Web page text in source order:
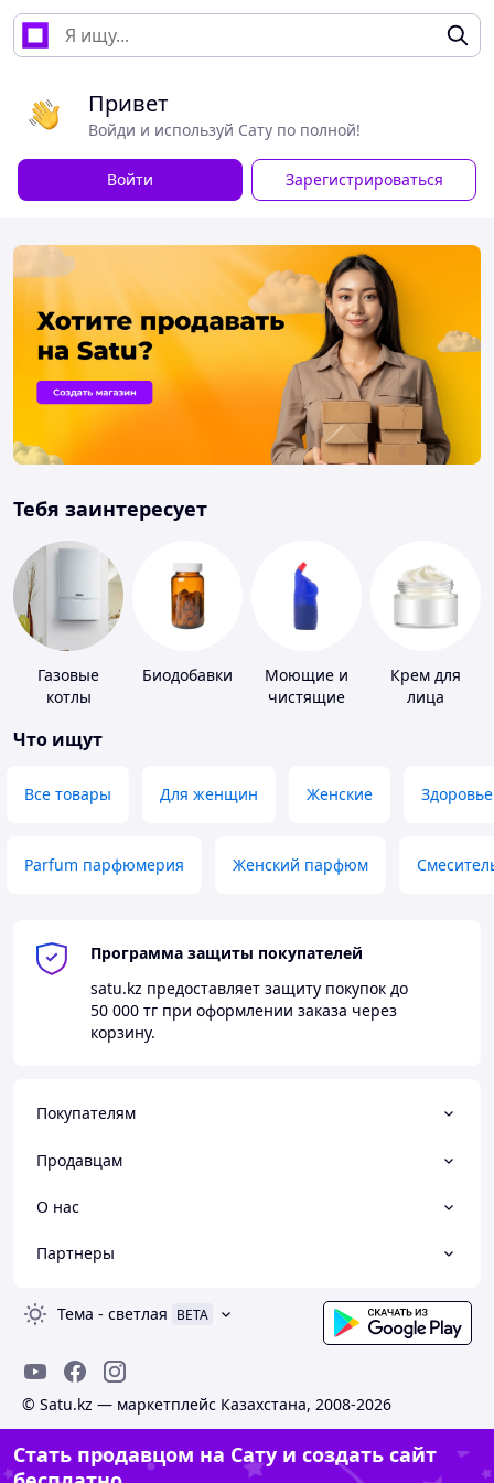
Привет
Войди и используй Сату по полной!
Войти Зарегистрироваться
Тебя заинтересует
Газовые
котлы
Биодобавки
Моющие и
чистящие
Крем для
лица
Что ищут
Все товары Для женщин Женские Здоровье
Parfum парфюмерия Женский парфюм
Программа защиты покупателей
satu.kz предоставляет защиту покупок до
50 000 тг при оформлении заказа через
корзину.
Покупателям
Продавцам
О нас
Партнеры
Тема - светлая BETA
© Satu.kz — маркетплейс Казахстана, 2008-2026
Стать продавцом на Сату и создать сайт